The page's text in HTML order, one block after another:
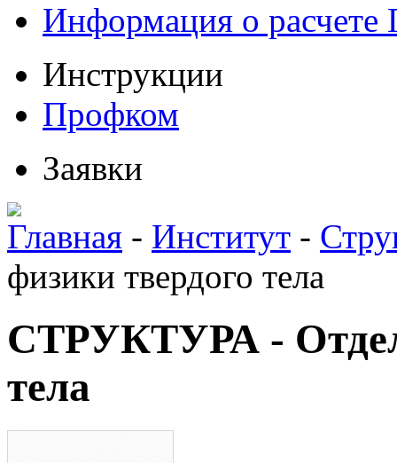
Информация о
Инструкции
Профком
Заявки
Главная - Институт -
физики твердого тела
СТРУКТУРА -
тела